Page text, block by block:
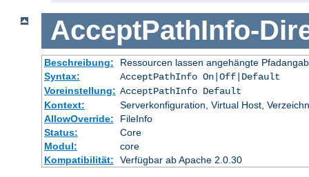
AcceptPathInfo-
Beschreibung:
Ressourcen lassen angehängte
Syntax:
AcceptPathInfo On|Off|Default
Voreinstellung: AcceptPathInfo Default
Kontext:
Serverkonfiguration, Virtual Host,
AllowOverride:
FileInfo
Status:
Core
Modul:
core
Kompatibilität:
Verfügbar ab Apache 2.0.30